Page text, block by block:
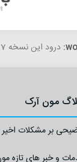
درود این نسخه 7 برای مکس 2025 هم جوابه؟...
مون آرک
بر مشکلات اخیر
و خبر های تازه